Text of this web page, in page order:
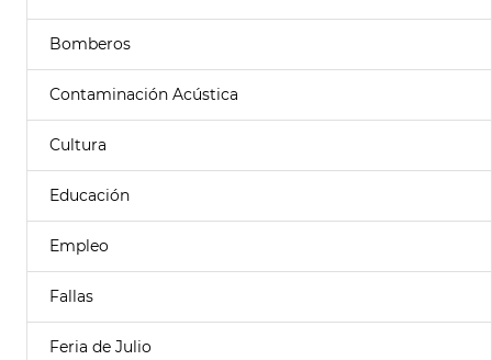
Bomberos
Contaminación Acústica
Cultura
Educación
Empleo
Fallas
Feria de Julio